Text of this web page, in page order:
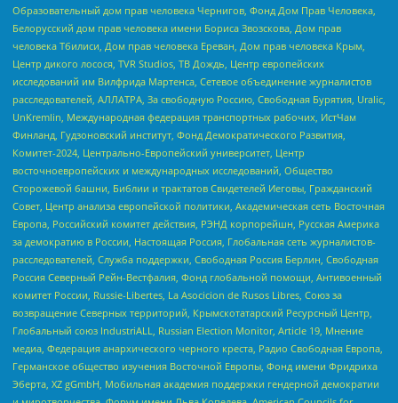
Образовательный дом прав человека Чернигов, Фонд Дом Прав Человека,
Белорусский дом прав человека имени Бориса Звозскова, Дом прав
человека Тбилиси, Дом прав человека Ереван, Дом прав человека Крым,
Центр дикого лосося, TVR Studios, ТВ Дождь, Центр европейских
исследований им Вилфрида Мартенса, Сетевое объединение журналистов
расследователей, АЛЛАТРА, За свободную Россию, Свободная Бурятия, Uralic,
UnKremlin, Международная федерация транспортных рабочих, ИстЧам
Финланд, Гудзоновский институт, Фонд Демократического Развития,
Комитет-2024, Центрально-Европейский университет, Центр
восточноевропейских и международных исследований, Общество
Сторожевой башни, Библии и трактатов Свидетелей Иеговы, Гражданский
Совет, Центр анализа европейской политики, Академическая сеть Восточная
Европа, Российский комитет действия, РЭНД корпорейшн, Русская Америка
за демократию в России, Настоящая Россия, Глобальная сеть журналистов-
расследователей, Служба поддержки, Свободная Россия Берлин, Свободная
Россия Северный Рейн-Вестфалия, Фонд глобальной помощи, Антивоенный
комитет России, Russie-Libertes, La Asocicion de Rusos Libres, Союз за
возвращение Северных территорий, Крымскотатарский Ресурсный Центр,
Глобальный союз IndustriALL, Russian Election Monitor, Article 19, Мнение
медиа, Федерация анархического черного креста, Радио Свободная Европа,
Германское общество изучения Восточной Европы, Фонд имени Фридриха
Эберта, XZ gGmbH, Мобильная академия поддержки гендерной демократии